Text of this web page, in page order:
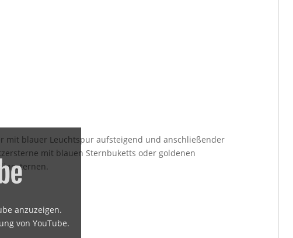
anzuzeigen.
von YouTube.
mit blauer Leuchtspur aufsteigend und anschließender
mit blauen Sternbuketts oder goldenen